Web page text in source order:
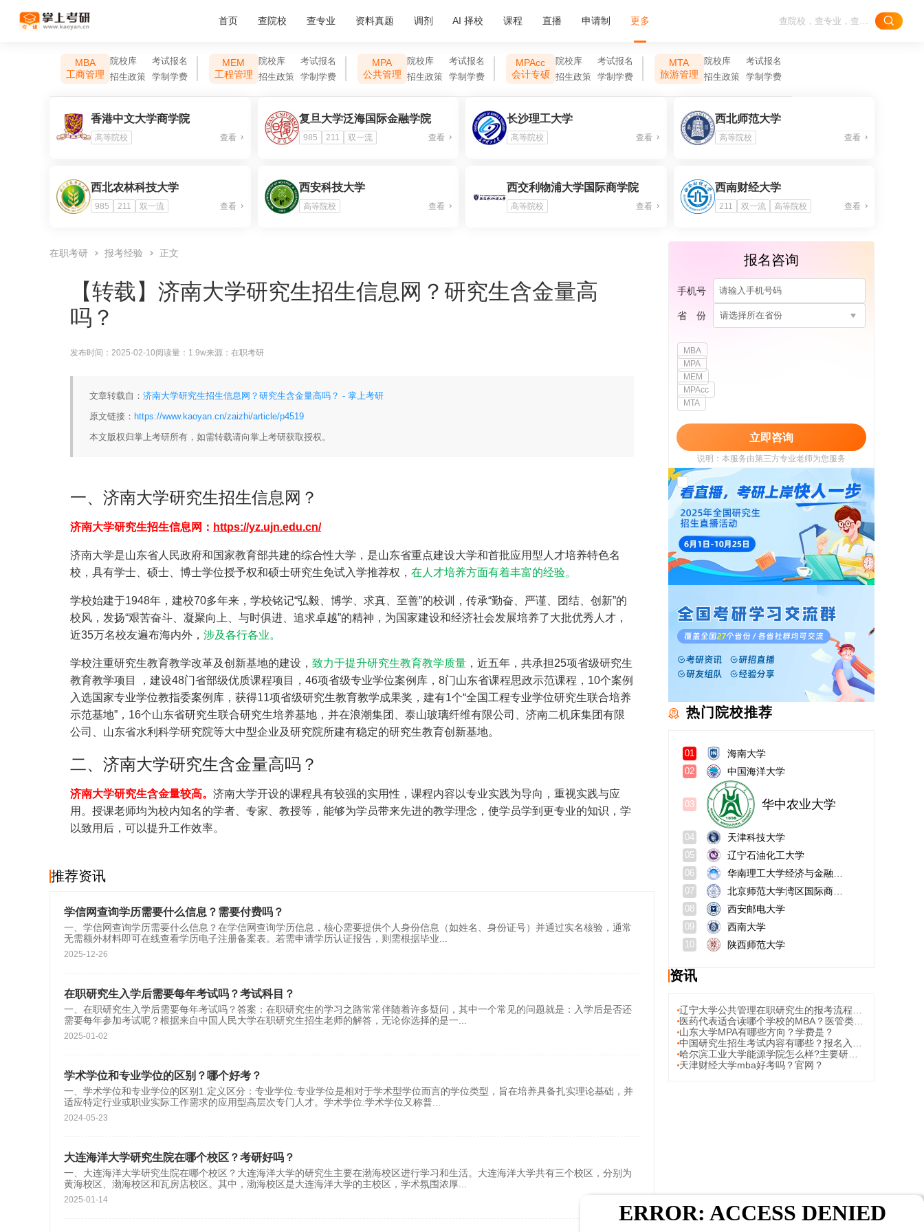
首页 查院校 查专业 资料真题 调剂 AI 择校 课程 直播 申请制 更多
MBA
工商管理
院校库
考试报名
招生政策
学制学费
MEM
工程管理
院校库
考试报名
招生政策
学制学费
MPA
公共管理
院校库
考试报名
招生政策
学制学费
MPAcc
会计专硕
院校库
考试报名
招生政策
学制学费
MTA
旅游管理
院校库
考试报名
招生政策
学制学费
香港中文大学商学院
高等院校 查看
复旦大学泛海国际金融学院
985 211 双一流 查看
长沙理工大学
高等院校 查看
西北师范大学
高等院校 查看
西北农林科技大学
985 211 双一流 查看
西安科技大学
高等院校 查看
西交利物浦大学国际商学院
高等院校 查看
西南财经大学
211 双一流 高等院校 查看
在职考研 报考经验 正文
【转载】 济南大学研究生招生信息网？研究生含金量高
吗？
发布时间： 2025-02-10阅读量： 1.9w来源： 在职考研
文章转载自： 济南大学研究生招生信息网？研究生含金量高吗？ - 掌上考研
原文链接： https://www.kaoyan.cn/zaizhi/article/p4519
本文版权归掌上考研所有，如需转载请向掌上考研获取授权。
一、济南大学研究生招生信息网？
济南大学研究生招生信息网： https://yz.ujn.edu.cn/
济南大学是山东省人民政府和国家教育部共建的综合性大学，是山东省重点建设大学和首批应用型人才培养特色名
校，具有学士、硕士、博士学位授予权和硕士研究生免试入学推荐权， 在人才培养方面有着丰富的经验。
学校始建于1948年，建校70多年来，学校铭记“弘毅、博学、求真、至善”的校训，传承“勤奋、严谨、团结、创新”的
校风，发扬“艰苦奋斗、凝聚向上、与时俱进、追求卓越”的精神，为国家建设和经济社会发展培养了大批优秀人才，
近35万名校友遍布海内外， 涉及各行各业。
学校注重研究生教育教学改革及创新基地的建设， 致力于提升研究生教育教学质量 ，近五年，共承担25项省级研究生
教育教学项目 ，建设48门省部级优质课程项目，46项省级专业学位案例库，8门山东省课程思政示范课程，10个案例
入选国家专业学位教指委案例库，获得11项省级研究生教育教学成果奖，建有1个“全国工程专业学位研究生联合培养
示范基地”，16个山东省研究生联合研究生培养基地，并在浪潮集团、泰山玻璃纤维有限公司、济南二机床集团有限
公司、山东省水利科学研究院等大中型企业及研究院所建有稳定的研究生教育创新基地。
二、济南大学研究生含金量高吗？
‌济南大学研究生含金量较高‌。 济南大学开设的课程具有较强的实用性，课程内容以专业实践为导向，重视实践与应
用。授课老师均为校内知名的学者、专家、教授等，能够为学员带来先进的教学理念，使学员学到更专业的知识，学
以致用后，可以提升工作效率。
推荐资讯
学信网查询学历需要什么信息？需要付费吗？
一、学信网查询学历需要什么信息？在学信网查询学历信息，‌核心需要提供个人身份信息（如姓名、身份证号）并通过实名核验‌，通常
无需额外材料即可在线查看学历电子注册备案表。若需申请学历认证报告，则需根据毕业
2025-12-26
在职研究生入学后需要每年考试吗？考试科目？
一、在职研究生入学后需要每年考试吗？答案：在职研究生的学习之路常常伴随着许多疑问，其中一个常见的问题就是：入学后是否还
需要每年参加考试呢？根据来自中国人民大学在职研究生招生老师的解答，无论你选择的是一
2025-01-02
学术学位和专业学位的区别？哪个好考？
一、学术学位和专业学位的区别1.定义区分：专业学位:专业学位是相对于学术型学位而言的学位类型，旨在培养具备扎实理论基础，并
适应特定行业或职业实际工作需求的应用型高层次专门人才。学术学位:学术学位又称普
2024-05-23
大连海洋大学研究生院在哪个校区？考研好吗？
一、大连海洋大学研究生院在哪个校区？大连海洋大学的研究生主要在渤海校区进行学习和生活。大连海洋大学共有三个校区，分别为
黄海校区、渤海校区和瓦房店校区。其中，渤海校区是大连海洋大学的主校区，学术氛围浓厚
2025-01-14
报名咨询
手机号
省 份 请选择所在省份
MBA
MPA
MEM
MPAcc
MTA
立即咨询
说明：本服务由第三方专业老师为您服务
我已阅读并同意 《用户政策》
《用户服务
使用协议》
热门院校推荐
01 海南大学
02 中国海洋大学
华中农业大学
05 辽宁石油化工大学
06
07
08 西安邮电大学
09 西南大学
10 陕西师范大学
资讯
山东大学MPA有哪些方向？学费是？
天津财经大学mba好考吗？官网？